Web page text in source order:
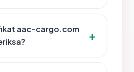
aac-cargo.com